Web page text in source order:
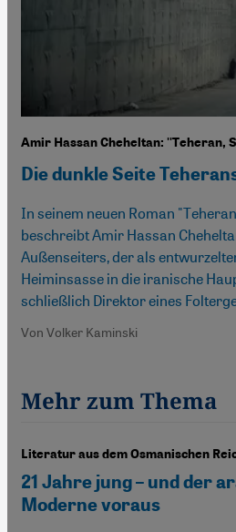
Amir Hassan Cheheltan: ''Teheran,
Die dunkle Seite
In seinem neuen Roman
beschreibt Amir Hassan
Außenseiters, der als
Heiminsasse in die iranische
schließlich Direktor eines
Von Volker Kaminski
Mehr zum Thema
Literatur aus dem Osmanischen
21 Jahre jung – und der
Moderne voraus